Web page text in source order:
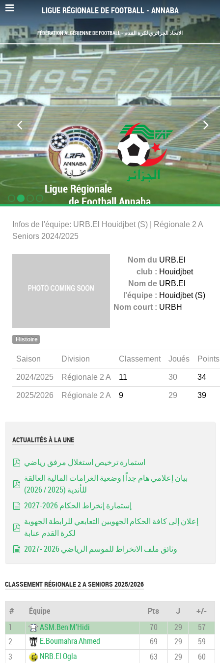
LIGUE RÉGIONALE DE FOOTBALL - ANNABA
FÉDÉRATION ALGÉRIENNE DE FOOTBALL - الاتحاد الجزائري لكرة القدم
Ligue Régionale
de Football Annaba
Infos de l'équipe: URB.El Houidjbet (S) | Régionale 2 A
Seniors 2024/2025
Nom du
club :
URB.El
Houidjbet
Nom de
l'équipe :
URB.El
Houidjbet (S)
Nom court : URBH
Histoire
Saison Division Classement Joués Points
2024/2025 Régionale 2 A 11 30 34
2025/2026 Régionale 2 A 9 29 39
ACTUALITÉS À LA UNE
استمارة ترخيص استغلال مرفق رياضي
pdf
بيان إعلامي هام جداً | وضعية الغرامات المالية العالقة
للأندية (2025 / 2026)
إستمارة إنخراط الحكام 2026-2027
pdf
إعلان إلى كافة الحكام الجهويين التعابعي للرابطة الجهوية
لكرة القدم عنابة
وثائق ملف الانخراط للموسم الرياضي 2026 -2027
CLASSEMENT RÉGIONALE 2 A SENIORS 2025/2026
# Équipe Pts J
+/-
1
ASM.Ben M’Hidi 70 29
57
2
E.Boumahra Ahmed 69 29
59
3
NRB.El Ogla 63 29
60